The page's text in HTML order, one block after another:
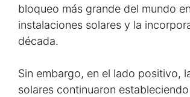
bloqueo más grande del mundo
instalaciones solares y la
década.
Sin embargo, en el lado positivo,
solares continuaron